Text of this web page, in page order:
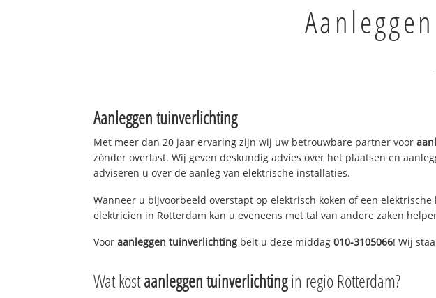
Aanleggen tuinverlichting
Met meer dan 20 jaar ervaring zijn wij uw betrouwbare partner voor
zónder overlast. Wij geven deskundig advies over het plaatsen en
adviseren u over de aanleg van elektrische installaties.
Wanneer u bijvoorbeeld overstapt op elektrisch koken of een
elektricien in Rotterdam kan u eveneens met tal van andere zaken
Vooraanleggen tuinverlichting belt u deze middag010-3105066! Wij
Wat kostaanleggen tuinverlichtingin regio Rotterdam?